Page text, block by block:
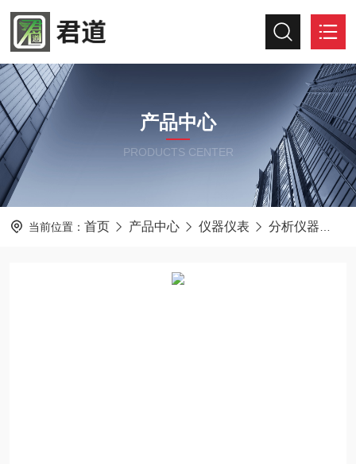
产品中心
PRODUCTS CENTER
当前位置： 首页 产品中心 仪器仪表 分析仪器